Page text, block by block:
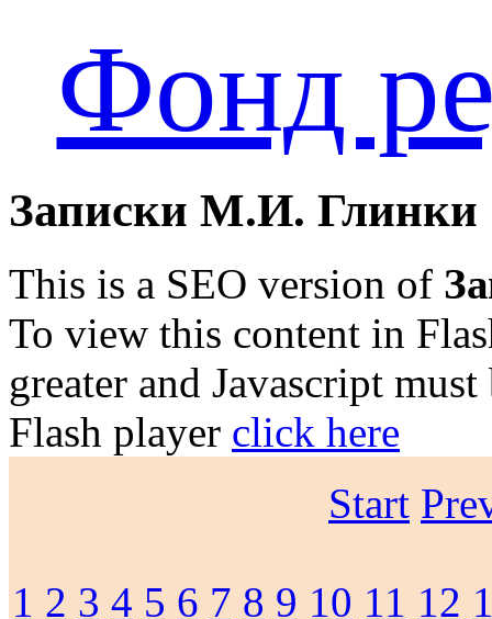
Фонд
Записки М.И. Глинки
This is a SEO version of
To view this content in
greater and Javascript
Flash player click here
Start
1 2 3 4 5 6 7 8 9 10 11 12